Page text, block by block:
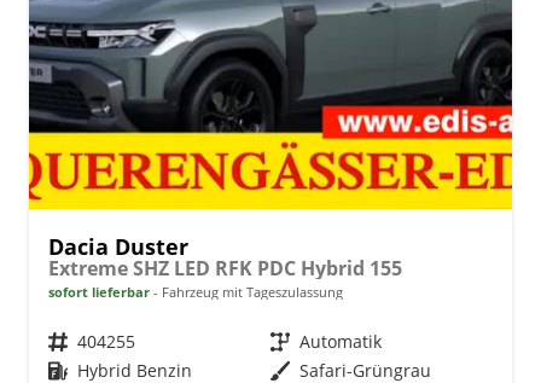
Dacia Duster
Extreme SHZ LED RFK PDC Hybrid 155
sofort lieferbar Fahrzeug mit Tageszulassung
Fahrzeugnr. 404255 Getriebe Automatik
Kraftstoff Hybrid Benzin Außenfarbe Safari-Grüngrau